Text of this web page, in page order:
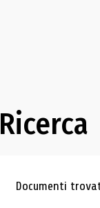
Ricerca
Documenti